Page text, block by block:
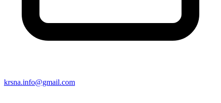
krsna.info@gmail.com